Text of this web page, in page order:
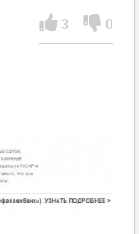
3 0